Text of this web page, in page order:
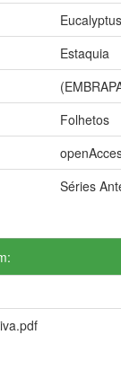
Eucalyptus
Estaquia
Folhetos
Séries